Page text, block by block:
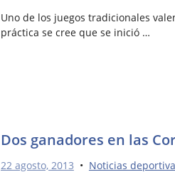
Uno de los juegos tradicionales
práctica se cree que se inició …
Dos ganadores en las
22 agosto, 2013 • Noticias